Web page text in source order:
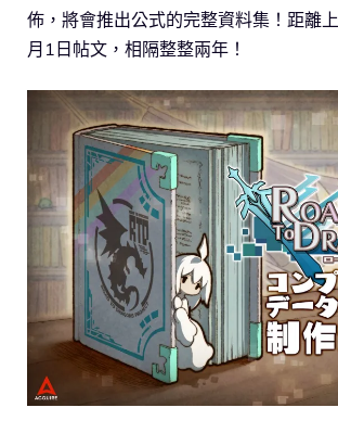
佈，將會推出公式的完整資料集！距離
月1日帖文，相隔整整兩年！